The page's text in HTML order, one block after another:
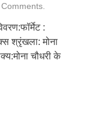
:
श्रृंखला: मोना
चौधरी के